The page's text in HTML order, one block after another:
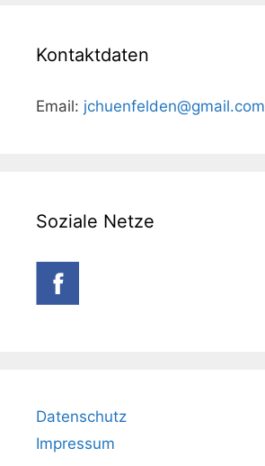
Kontaktdaten
Email: jchuenfelden@gmail.com
Soziale Netze
Datenschutz
Impressum